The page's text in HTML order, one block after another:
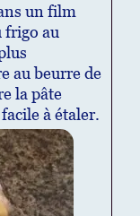
un film
frigo au
au beurre de
la pâte
à étaler.